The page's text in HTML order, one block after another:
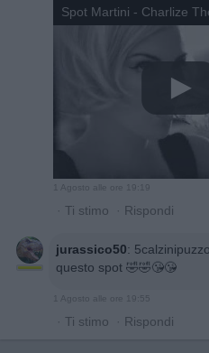
Spot Martini - Charlize
1 Agosto alle ore 19:19
· Ti stimo · Rispondi
jurassico50:
questo spot 🤣🤣😘😘
1 Agosto alle ore 19:55
· Ti stimo · Rispondi